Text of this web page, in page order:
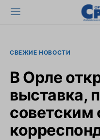
СВЕЖИЕ НОВОСТИ
В Орле
выставка,